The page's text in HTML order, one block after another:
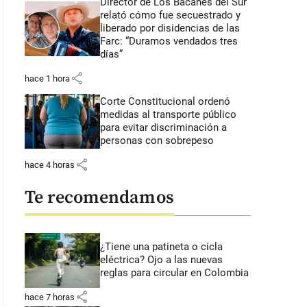
relató cómo fue secuestrado y
liberado por disidencias de las
Farc: “Duramos vendados tres
días”
hace 1 hora share
Corte Constitucional ordenó
medidas al transporte público
para evitar discriminación a
personas con sobrepeso
hace 4 horas share
Te recomendamos
¿Tiene una patineta o cicla
eléctrica? Ojo a las nuevas
reglas para circular en Colombia
hace 7 horas share